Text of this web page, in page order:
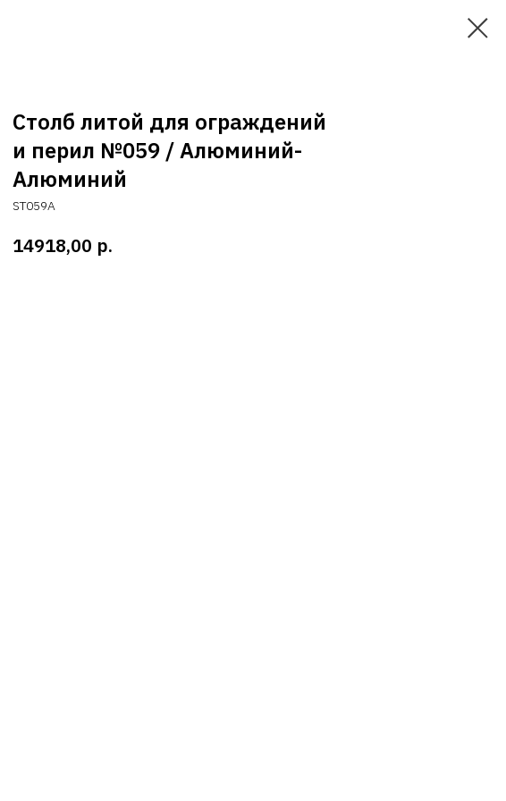
Столб литой для ограждений
и перил №059 / Алюминий-
Алюминий
ST059A
14918,00 р.